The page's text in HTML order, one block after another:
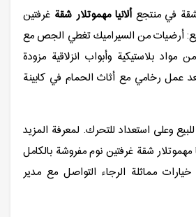
في منتجعألانيا مهموتلار شقة غرفتين
أرضيات من السيراميك تغطي الجص مع
بلاستيكية وأبواب انزلاقية مزودة
عمل رخامي مع أثاث الحمام في كابينة
وعلى استعداد للتحرك. لمعرفة المزيد
مهموتلار شقة غرفتين نوم مفروشة بالكامل
خيارات مماثلة الرجاء التواصل مع مدير